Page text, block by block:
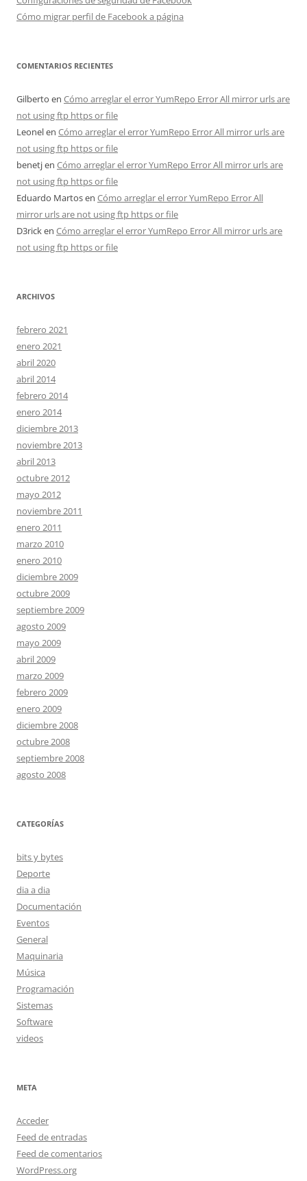
Cómo migrar perfil de Facebook a página
COMENTARIOS RECIENTES
Gilberto en Cómo arreglar el error YumRepo Error All mirror urls are
not using ftp https or file
Leonelen Cómo arreglar el error YumRepo Error All mirror urls are
not using ftp https or file
benetjen Cómo arreglar el error YumRepo Error All mirror urls are
not using ftp https or file
Eduardo Martosen Cómo arreglar el error YumRepo Error All
mirror urls are not using ftp https or file
D3ricken Cómo arreglar el error YumRepo Error All mirror urls are
not using ftp https or file
ARCHIVOS
febrero 2021
enero 2021
abril 2020
abril 2014
febrero 2014
enero 2014
diciembre 2013
noviembre 2013
abril 2013
octubre 2012
mayo 2012
noviembre 2011
enero 2011
marzo 2010
enero 2010
diciembre 2009
octubre 2009
septiembre 2009
agosto 2009
mayo 2009
abril 2009
marzo 2009
febrero 2009
enero 2009
diciembre 2008
octubre 2008
septiembre 2008
agosto 2008
CATEGORÍAS
bits y bytes
Deporte
dia a dia
Documentación
Eventos
General
Maquinaria
Música
Programación
Sistemas
Software
videos
META
Acceder
Feed de entradas
Feed de comentarios
WordPress.org